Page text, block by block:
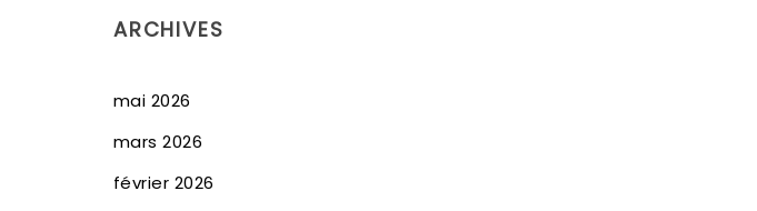
ARCHIVES
mai 2026
mars 2026
février 2026